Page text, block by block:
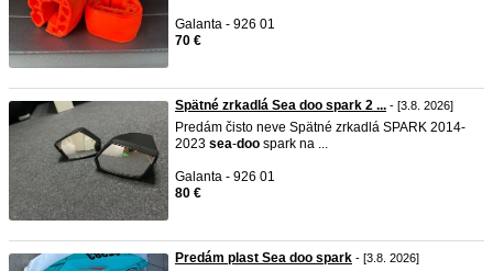
Galanta - 926 01
70 €
Spätné zrkadlá Sea doo spark 2 ... - [3.8. 2026]
Predám čisto neve Spätné zrkadlá SPARK 2014-
2023 sea-doo spark na ...
Galanta - 926 01
80 €
Predám plast Sea doo spark - [3.8. 2026]